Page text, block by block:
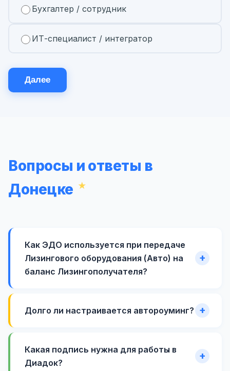
Бухгалтер / сотрудник
ИТ-специалист / интегратор
Далее
Вопросы и ответы в
Донецке
Как ЭДО используется при передаче
Лизингового оборудования (Авто) на
баланс Лизингополучателя?
Долго ли настраивается автороуминг?
Какая подпись нужна для работы в
Диадок?